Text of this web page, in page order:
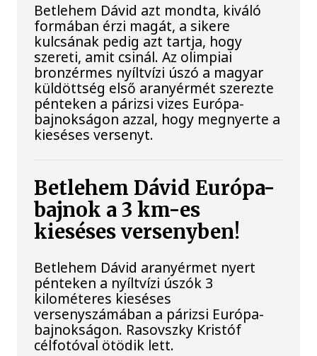
Betlehem Dávid azt mondta, kiváló
formában érzi magát, a sikere
kulcsának pedig azt tartja, hogy
szereti, amit csinál. Az olimpiai
bronzérmes nyíltvízi úszó a magyar
küldöttség első aranyérmét szerezte
pénteken a párizsi vizes Európa-
bajnokságon azzal, hogy megnyerte a
kieséses versenyt.
Betlehem Dávid Európa-
bajnok a 3 km-es
kieséses versenyben!
Betlehem Dávid aranyérmet nyert
pénteken a nyíltvízi úszók 3
kilométeres kieséses
versenyszámában a párizsi Európa-
bajnokságon. Rasovszky Kristóf
célfotóval ötödik lett.